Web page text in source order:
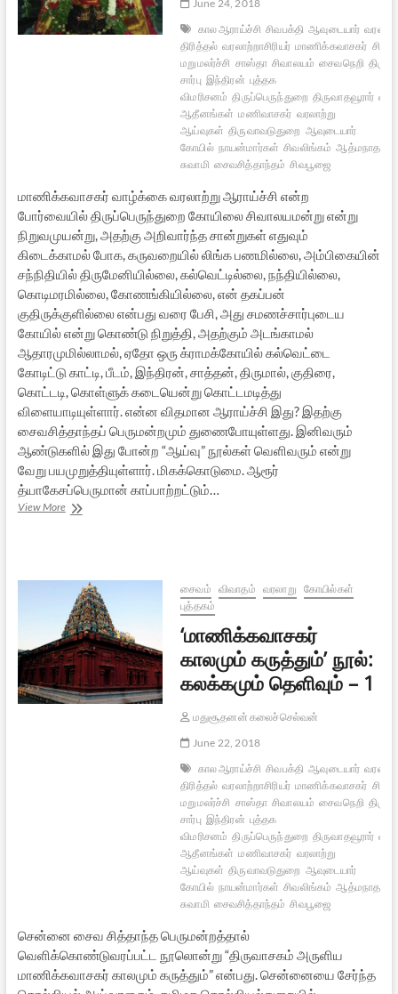
June 24, 2018
கால ஆராய்ச்சி சிவபக்தி ஆவுடையார்
திரித்தல் வரலாற்றாசிரியர் மாணிக்கவாசகர்
மறுமலர்ச்சி சாஸ்தா சிவாலயம் சைவநெறி
சார்பு இந்திரன் புத்தக
விமரிசனம் திருப்பெருந்துறை திருவாதவூரார்
ஆதீனங்கள் மணிவாசகர் வரலாற்று
ஆய்வுகள் திருவாவடுதுறை ஆவுடையார்
கோயில் நாயன்மார்கள் சிவலிங்கம் ஆத்மநாத
சுவாமி சைவசித்தாந்தம் சிவபூஜை
மாணிக்கவாசகர் வாழ்க்கை வரலாற்று ஆராய்ச்சி என்ற
போர்வையில் திருப்பெருந்துறை கோயிலை சிவாலயமன்று என்று
நிறுவமுயன்று, அதற்கு அறிவார்ந்த சான்றுகள் எதுவும்
கிடைக்காமல் போக, கருவறையில் லிங்க பணமில்லை, அம்பிகையின்
சந்நிதியில் திருமேனியில்லை, கல்வெட்டில்லை, நந்தியில்லை,
கொடிமரமில்லை, கோணங்கியில்லை, என் தகப்பன்
குதிருக்குளில்லை என்பது வரை பேசி, அது சமணச்சார்புடைய
கோயில் என்று கொண்டு நிறுத்தி, அதற்கும் அடங்காமல்
ஆதாரமுமில்லாமல், ஏதோ ஒரு க்ராமக்கோயில் கல்வெட்டை
கோடிட்டு காட்டி, பீடம், இந்திரன், சாத்தன், திருமால், குதிரை,
கொட்டடி, கொள்ளுக் கடையென்று கொட்டமடித்து
விளையாடியுள்ளார். என்ன விதமான ஆராய்ச்சி இது? இதற்கு
சைவசித்தாந்தப் பெருமன்றமும் துணைபோயுள்ளது. இனிவரும்
ஆண்டுகளில் இது போன்ற “ஆய்வு” நூல்கள் வெளிவரும் என்று
வேறு பயமுறுத்தியுள்ளார். மிகக்கொடுமை. ஆரூர்
த்யாகேசப்பெருமான் காப்பாற்றட்டும்…
View More‘மாணிக்கவாசகர்
தெளிவும்
2
சைவம் விவாதம் வரலாறு கோயில்கள்
புத்தகம்
‘மாணிக்கவாசகர்
காலமும் கருத்தும்’ நூல்:
கலக்கமும் தெளிவும் – 1
மதுசூதனன் கலைச்செல்வன்
June 22, 2018
கால ஆராய்ச்சி சிவபக்தி ஆவுடையார்
திரித்தல் வரலாற்றாசிரியர் மாணிக்கவாசகர்
மறுமலர்ச்சி சாஸ்தா சிவாலயம் சைவநெறி
சார்பு இந்திரன் புத்தக
விமரிசனம் திருப்பெருந்துறை திருவாதவூரார்
ஆதீனங்கள் மணிவாசகர் வரலாற்று
ஆய்வுகள் திருவாவடுதுறை ஆவுடையார்
கோயில் நாயன்மார்கள் சிவலிங்கம் ஆத்மநாத
சுவாமி சைவசித்தாந்தம் சிவபூஜை
சென்னை சைவ சித்தாந்த பெருமன்றத்தால்
வெளிக்கொண்டுவரப்பட்ட நூலொன்று “திருவாசகம் அருளிய
மாணிக்கவாசகர் காலமும் கருத்தும்” என்பது. சென்னையை சேர்ந்த